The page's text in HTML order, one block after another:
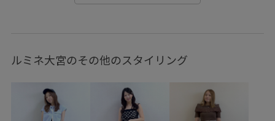
マニッシュ マーメイドスカート
洗濯機で洗える 着心地が良い 細見え
透け感
ルミネ大宮のその他のスタイリング